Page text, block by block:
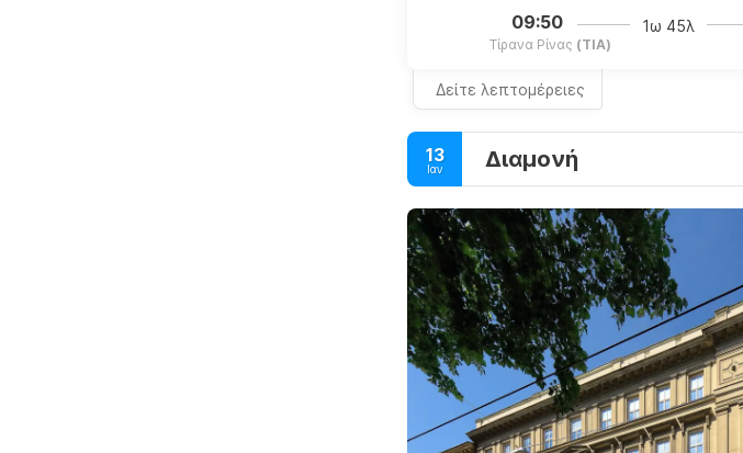
09:50
Τίρανα Ρίνας (TIA)
1ω 45λ
Δείτε λεπτομέρειες
13
Ιαν Διαμονή